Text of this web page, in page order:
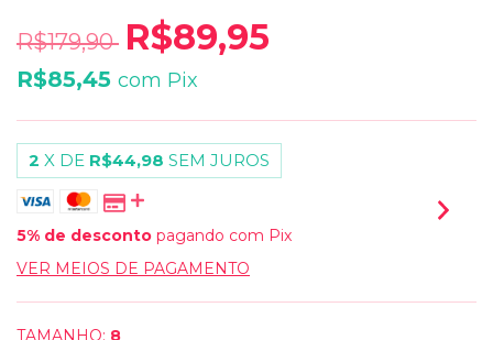
R$179,90 R$89,95
R$85,45 com Pix
2 X DE R$44,98 SEM JUROS
5% de desconto pagando com Pix
VER MEIOS DE PAGAMENTO
TAMANHO: 8